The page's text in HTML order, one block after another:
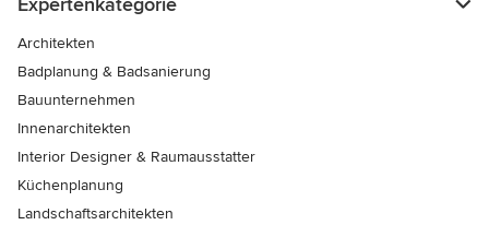
Architekten
Badplanung & Badsanierung
Bauunternehmen
Innenarchitekten
Interior Designer & Raumausstatter
Küchenplanung
Landschaftsarchitekten